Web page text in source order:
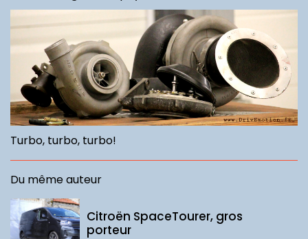
Turbo, turbo, turbo!
Du même auteur
Citroën SpaceTourer, gros
porteur